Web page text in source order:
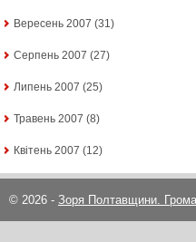
Вересень 2007 (31)
Серпень 2007 (27)
Липень 2007 (25)
Травень 2007 (8)
Квітень 2007 (12)
© 2026 - Зоря Полтавщини.